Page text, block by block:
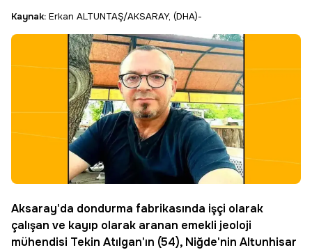
Kaynak: Erkan ALTUNTAŞ/AKSARAY, (DHA)-
Aksaray'da dondurma fabrikasında işçi olarak
çalışan ve kayıp olarak aranan emekli jeoloji
mühendisi Tekin Atılgan'ın (54), Niğde'nin Altunhisar